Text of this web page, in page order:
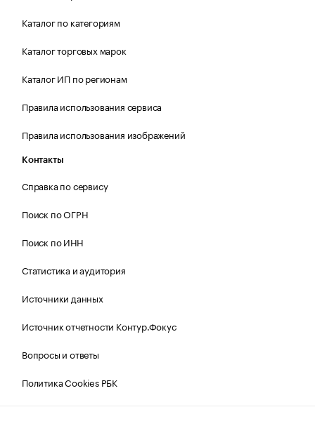
Каталог по категориям
Каталог торговых марок
Каталог ИП по регионам
Правила использования сервиса
Правила использования изображений
Контакты
Справка по сервису
Поиск по ОГРН
Поиск по ИНН
Статистика и аудитория
Источники данных
Источник отчетности Контур.Фокус
Вопросы и ответы
Политика Cookies РБК